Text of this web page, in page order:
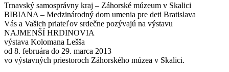
Trnavský samosprávny kraj – Záhorské múzeum v Skalici
BIBIANA – Medzinárodný dom umenia pre deti Bratislava
Vás a Vašich priateľov srdečne pozývajú na výstavu
NAJMENŠÍ HRDINOVIA
výstava Kolomana Lešša
od 8. februára do 29. marca 2013
vo výstavných priestoroch Záhorského múzea v Skalici.